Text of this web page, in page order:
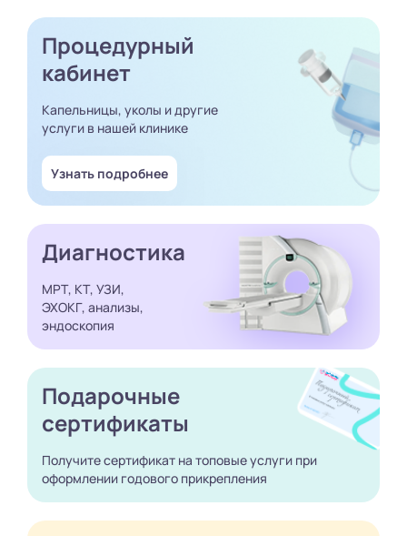
Процедурный
кабинет
Капельницы, уколы и другие
услуги в нашей клинике
Узнать подробнее
Диагностика
МРТ, КТ, УЗИ,
ЭХОКГ, анализы,
эндоскопия
Подарочные
сертификаты
Получите сертификат на топовые услуги при
оформлении годового прикрепления